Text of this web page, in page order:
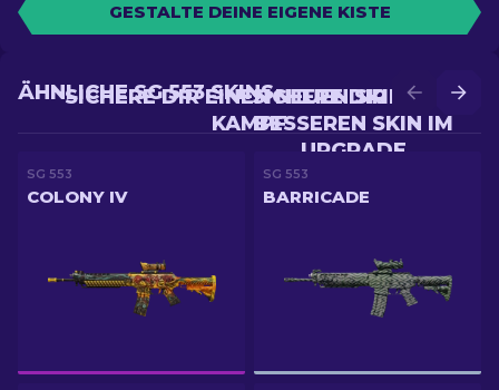
GESTALTE DEINE EIGENE KISTE
SICHERE DIR EINEN
BESSEREN SKIN IM
UPGRADE
SICHERE DIR EINEN NEUEN SKIN IM
KAMPF
ÄHNLICHE SG 553 SKINS
SG 553
COLONY IV
SG 553
BARRICADE